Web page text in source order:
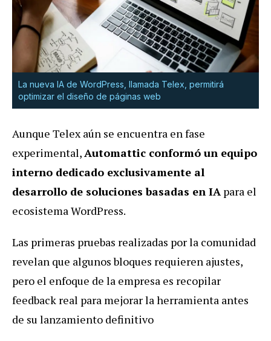
La nueva IA de WordPress, llamada Telex, permitirá
optimizar el diseño de páginas web
Aunque Telex aún se encuentra en fase
experimental,Automattic conformó un equipo
interno dedicado exclusivamente al
desarrollo de soluciones basadas en IA para el
ecosistema WordPress.
Las primeras pruebas realizadas por la comunidad
revelan que algunos bloques requieren ajustes,
pero el enfoque de la empresa es recopilar
feedback real para mejorar la herramienta antes
de su lanzamiento definitivo